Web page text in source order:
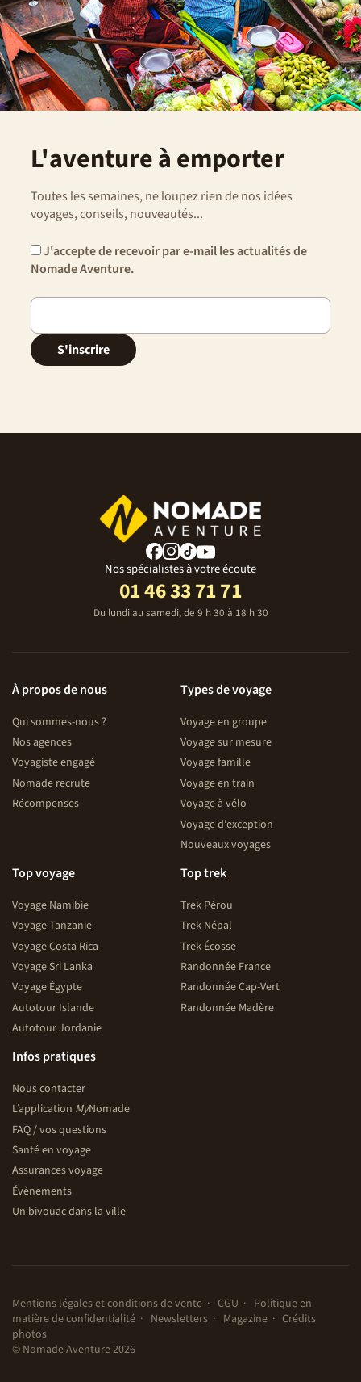
L'aventure à emporter
Toutes les semaines, ne loupez rien de nos idées
voyages, conseils, nouveautés...
J'accepte de recevoir par e-mail les actualités de
Nomade Aventure.
S'inscrire
Nos spécialistes à votre écoute
01 46 33 71 71
Du lundi au samedi, de 9 h 30 à 18 h 30
À propos de nous
Qui sommes-nous ?
Nos agences
Voyagiste engagé
Nomade recrute
Récompenses
Types de voyage
Voyage en groupe
Voyage sur mesure
Voyage famille
Voyage en train
Voyage à vélo
Voyage d'exception
Nouveaux voyages
Top voyage
Voyage Namibie
Voyage Tanzanie
Voyage Costa Rica
Voyage Sri Lanka
Voyage Égypte
Autotour Islande
Autotour Jordanie
Top trek
Trek Pérou
Trek Népal
Trek Écosse
Randonnée France
Randonnée Cap-Vert
Randonnée Madère
Infos pratiques
Nous contacter
L’application MyNomade
FAQ / vos questions
Santé en voyage
Assurances voyage
Évènements
Un bivouac dans la ville
Mentions légales et conditions de vente CGU
Politique en
matière de confidentialité
Newsletters Magazine
Crédits
photos
© Nomade Aventure 2026